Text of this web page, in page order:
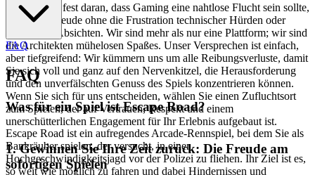
Wir glauben fest daran, dass Gaming eine nahtlose Flucht sein sollte,
eine reine Freude ohne die Frustration technischer Hürden oder
versteckter Absichten. Wir sind mehr als nur eine Plattform; wir sind
die Architekten mühelosen Spaßes. Unser Versprechen ist einfach,
aber tiefgreifend: Wir kümmern uns um alle Reibungsverluste, damit
Sie sich voll und ganz auf den Nervenkitzel, die Herausforderung
und den unverfälschten Genuss des Spiels konzentrieren können.
Wenn Sie sich für uns entscheiden, wählen Sie einen Zufluchtsort
zum Spielen, der auf Vertrauen, Respekt und einem
unerschütterlichen Engagement für Ihr Erlebnis aufgebaut ist.
1. Gewinnen Sie Ihre Zeit zurück: Die Freude am
sofortigen Spielen
FAQ
FAQ
Was für ein Spiel ist Escape Road?
Escape Road ist ein aufregendes Arcade-Rennspiel, bei dem Sie als
Bankräuber spielen, der versucht, in einer
Hochgeschwindigkeitsjagd vor der Polizei zu fliehen. Ihr Ziel ist es,
so weit wie möglich zu fahren und dabei Hindernissen und